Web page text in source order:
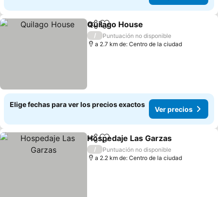
CompartirAgregar a favoritos
Quilago House
/
Puntuación no disponible
a 2.7 km de: Centro de la ciudad
Elige fechas para ver los precios exactos
Ver precios
CompartirAgregar a favoritos
Hospedaje Las Garzas
/
Puntuación no disponible
a 2.2 km de: Centro de la ciudad